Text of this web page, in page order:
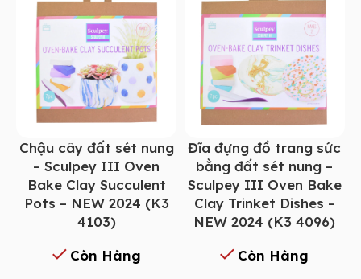
Chậu cây đất sét nung
– Sculpey III Oven
Bake Clay Succulent
Pots – NEW 2024 (K3
4103)
Còn Hàng
Đĩa đựng đồ trang sức
bằng đất sét nung –
Sculpey III Oven Bake
Clay Trinket Dishes –
NEW 2024 (K3 4096)
Còn Hàng